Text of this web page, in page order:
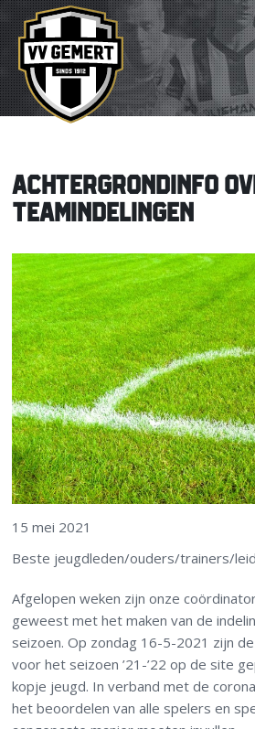
ACHTERGRONDINFO
TEAMINDELINGEN
15 mei 2021
Beste jeugdleden/ouders/trainers/
Afgelopen weken zijn onze
geweest met het maken van de
seizoen. Op zondag 16-5-2021 zijn
voor het seizoen ’21-’22 op de site
kopje jeugd. In verband met de
het beoordelen van alle spelers en